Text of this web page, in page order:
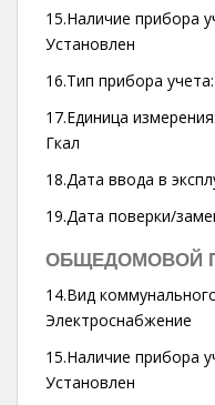
15.Наличие прибора
Установлен
16.Тип прибора учета:
17.Единица измерения:
Гкал
18.Дата ввода в
19.Дата поверки/
ОБЩЕДОМОВОЙ
14.Вид
Электроснабжение
15.Наличие прибора
Установлен